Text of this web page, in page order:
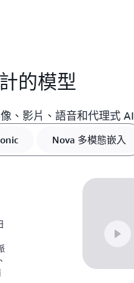
的模型
、影片、語音和代理式 AI
Nova 多模態嵌入